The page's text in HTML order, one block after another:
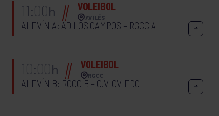
11:00h VOLEIBOL
AVILÉS
ALEVÍN A: AD LOS CAMPOS – RGCC A
10:00h VOLEIBOL
RGCC
ALEVÍN B: RGCC B – C.V. OVIEDO